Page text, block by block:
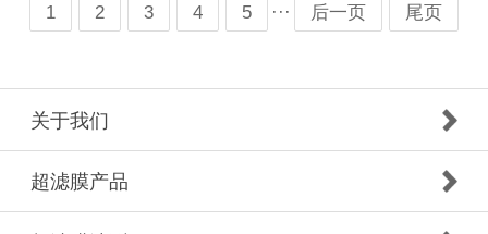
1
2 3 4 5 ··· 后一页 尾页
关于我们
超滤膜产品